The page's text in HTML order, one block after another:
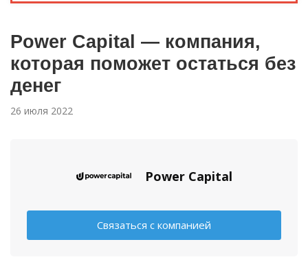
Power Capital — компания,
которая поможет остаться без
денег
26 июля 2022
Power Capital
Связаться с компанией